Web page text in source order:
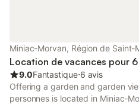
Miniac-Morvan, Région de Saint-
Location de vacances pour
9.0Fantastique⋅6 avis
Offering a garden and garden
personnes is located in Miniac-